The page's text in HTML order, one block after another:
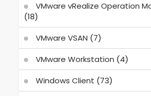
VMware vRealize Operation
(18)
VMware VSAN (7)
VMware Workstation (4)
Windows Client (73)